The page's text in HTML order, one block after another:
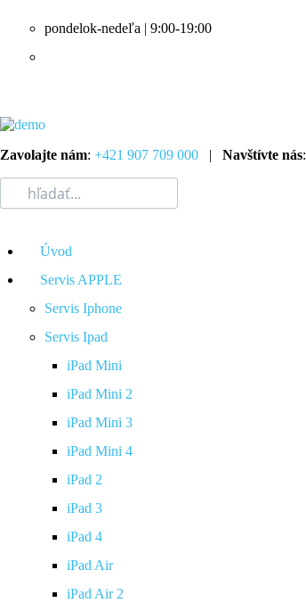
pondelok-nedeľa | 9:00-19:00
Zavolajte nám: +421 907 709 000 | Navštívte nás:
Úvod
Servis APPLE
Servis Iphone
Servis Ipad
iPad Mini
iPad Mini 2
iPad Mini 3
iPad Mini 4
iPad 2
iPad 3
iPad 4
iPad Air
iPad Air 2